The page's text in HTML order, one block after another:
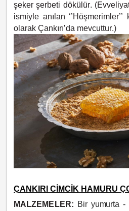
şeker şerbeti dökülür.
ismiyle anılan
olarak Çankırı’da mevcuttur.)
ÇANKIRI CİMCİK HAMURU
MALZEMELER: Bir yumurta -